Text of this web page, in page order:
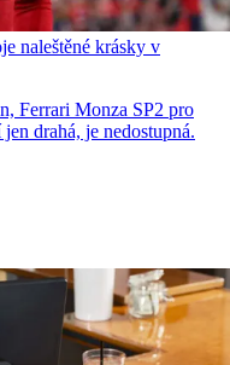
naleštěné krásky v
Ferrari Monza SP2 pro
drahá, je nedostupná.